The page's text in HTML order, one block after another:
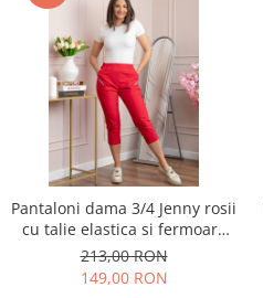
Pantaloni dama 3/4 Jenny rosii
cu talie elastica si fermoare
decorative
213,00 RON
149,00 RON